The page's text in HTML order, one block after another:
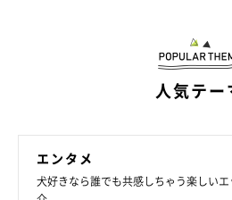
人気テー
エンタメ
犬好きなら誰でも共感しちゃう楽しい